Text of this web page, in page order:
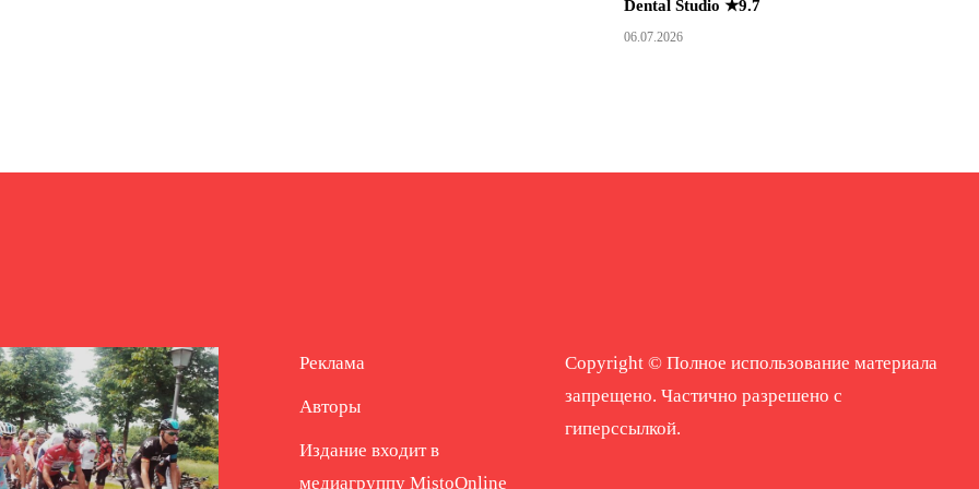
Dental Studio ★9.7
06.07.2026
Реклама
Авторы
Издание входит в
медиагруппу MistoOnline
Copyright © Полное использование материала
запрещено. Частично разрешено с
гиперссылкой.